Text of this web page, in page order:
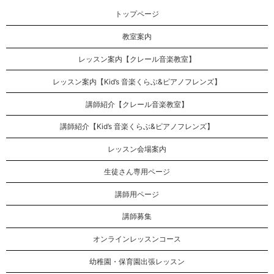
トップページ
教室案内
レッスン案内【クレール音楽教室】
レッスン案内【Kid’s 音楽くらぶ&ピアノフレンズ】
講師紹介【クレール音楽教室】
講師紹介【Kid’s 音楽くらぶ&ピアノフレンズ】
レッスン会場案内
生徒さん専用ページ
講師用ページ
講師募集
オンラインレッスンコース
幼稚園・保育園出張レッスン